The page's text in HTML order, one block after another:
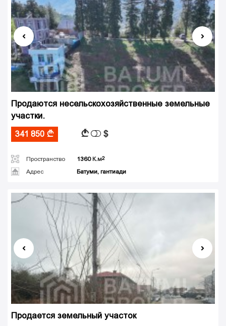
Продаются несельскохозяйственные земельные
участки.
341 850 A A $
Пространство 1360 К.м
Адрес
Батуми, гантиади
Продается земельный участок